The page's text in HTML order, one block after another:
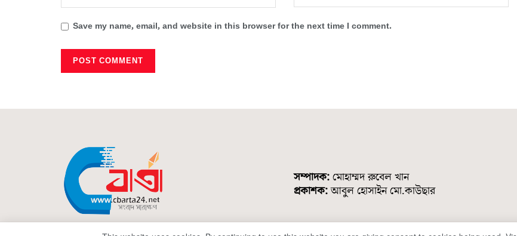
Save my name, email, and website in this browser for the next time I comment.
সম্পাদক: মোহাম্মদ রুবেল খান
প্রকাশক:আবুল হোসাইন মো.কাউছার